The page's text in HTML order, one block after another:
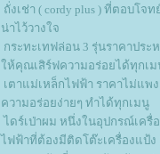
ถั่งเช่า ( cordy plus ) ที่ตอบโจท
น่าไว้วางใจ
กระทะเทฟล่อน 3 รุ่นราคาประ
ห้คุณเสิร์ฟความอร่อยได้ทุกเม
เตาแม่เหล็กไฟฟ้า ราคาไม่แพง
ความอร่อยง่ายๆ ทำได้ทุกเมนู
ไดร์เป่าผม หนึ่งในอุปกรณ์เครื่
ไฟฟ้าที่ต้องมีติดโต๊ะเครื่องแป้ง